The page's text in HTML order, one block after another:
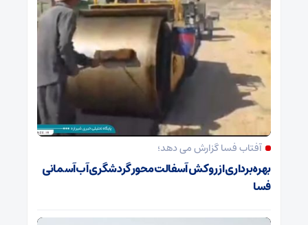
آفتاب فسا گزارش می دهد؛
بهره‌برداری از روکش آسفالت محور گردشگری آب‌آسمانی
فسا